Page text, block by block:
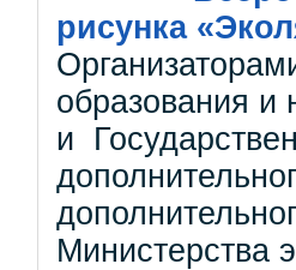
рисунка
образования и
и
Министерства